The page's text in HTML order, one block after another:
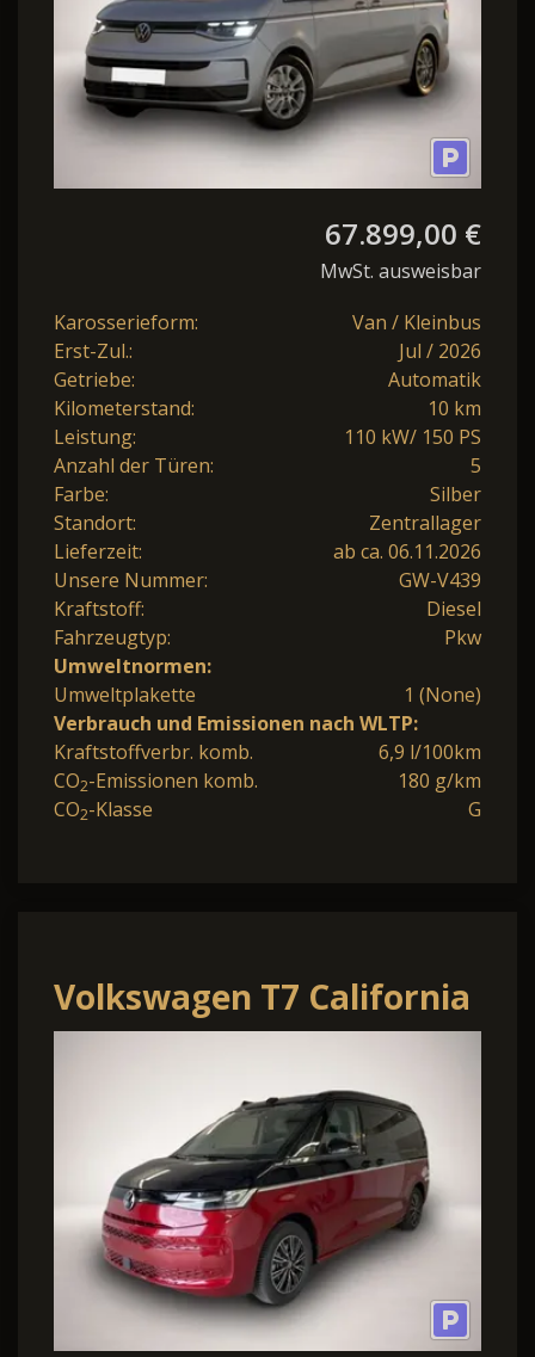
67.899,00 €
MwSt. ausweisbar
Karosserieform:
Van / Kleinbus
Erst-Zul.:
Jul / 2026
Getriebe:
Automatik
Kilometerstand:
10 km
Leistung:
110 kW/ 150 PS
Anzahl der Türen:
5
Farbe:
Silber
Standort:
Zentrallager
Lieferzeit:
ab ca. 06.11.2026
Unsere Nummer:
GW-V439
Kraftstoff:
Diesel
Fahrzeugtyp:
Pkw
Umweltnormen:
Umweltplakette
1 (None)
Verbrauch und Emissionen nach WLTP:
Kraftstoffverbr. komb.
6,9 l/100km
CO2-Emissionen komb.
180 g/km
CO2-Klasse G
Volkswagen T7 California
Beach Camper eHybrid
4Motion AHK+360°
+Matrix+Na.